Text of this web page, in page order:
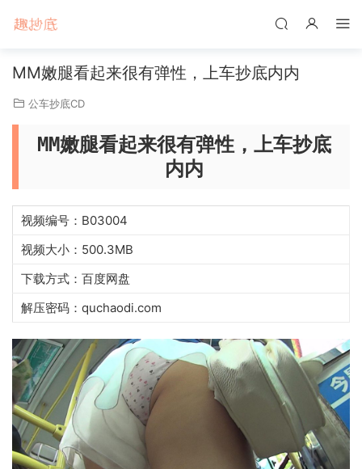
MM嫩腿看起来很有弹性，上车抄底内内
公车抄底CD
MM嫩腿看起来很有弹性，上车抄底
内内
视频编号：B03004
视频大小：500.3MB
下载方式：百度网盘
解压密码：quchaodi.com